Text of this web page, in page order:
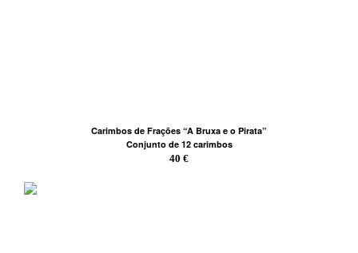
Carimbos de Frações “A Bruxa e o Pirata”
Conjunto de 12 carimbos
40 €